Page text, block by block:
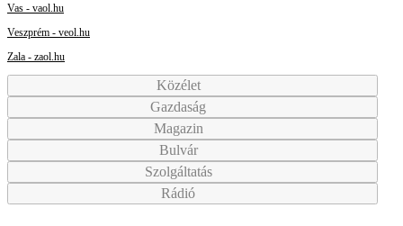
Vas - vaol.hu
Veszprém - veol.hu
Zala - zaol.hu
Közélet
Gazdaság
Magazin
Bulvár
Szolgáltatás
Rádió